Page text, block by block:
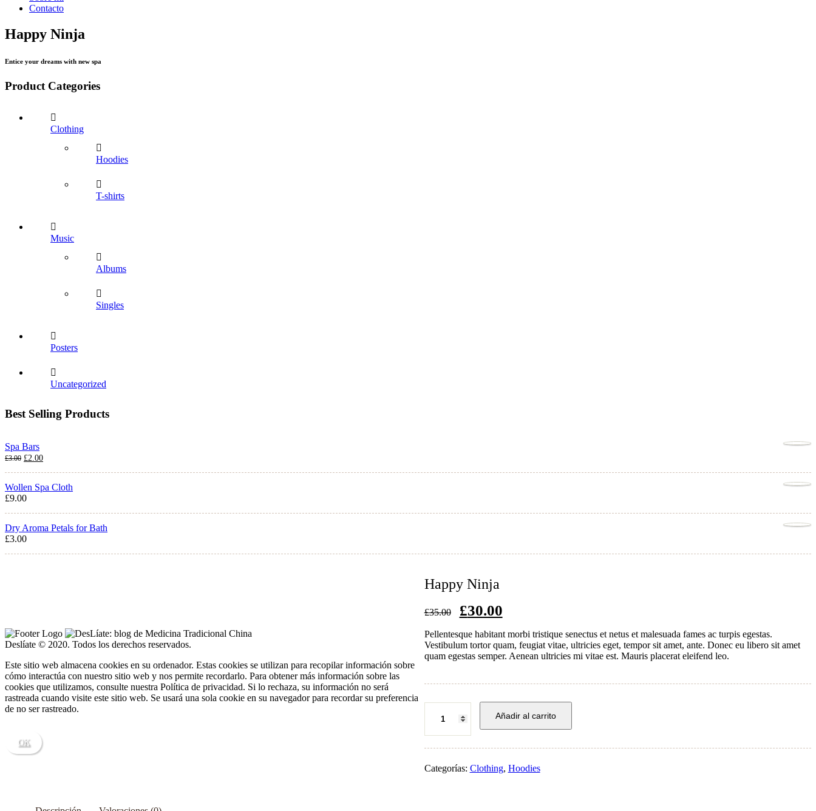
Contacto
Happy Ninja
Entice your dreams with new spa
Product Categories
Clothing
Hoodies
T-shirts
Music
Albums
Singles
Posters
Uncategorized
Best Selling Products
Spa Bars
£3.00 El
era:
£3.00.
£2.00El
es:
Wollen Spa Cloth
£9.00
Dry Aroma Petals for Bath
£3.00
Happy Ninja
£35.00
El
precio
original
era:
£35.00.
£30.00El
precio
actual
es:
£30.00.
Pellentesque habitant morbi tristique senectus et netus et malesuada fames ac turpis egestas.
Vestibulum tortor quam, feugiat vitae, ultricies eget, tempor sit amet, ante. Donec eu libero sit amet
quam egestas semper. Aenean ultricies mi vitae est. Mauris placerat eleifend leo.
Happy
Ninja
Añadir al carrito
Categorías: Clothing, Hoodies
Deslíate © 2020. Todos los derechos reservados.
Este sitio web almacena cookies en su ordenador. Estas cookies se utilizan para recopilar información sobre
cómo interactúa con nuestro sitio web y nos permite recordarlo. Para obtener más información sobre las
cookies que utilizamos, consulte nuestra Política de privacidad. Si lo rechaza, su información no será
rastreada cuando visite este sitio web. Se usará una sola cookie en su navegador para recordar su preferencia
de no ser rastreado.
OK